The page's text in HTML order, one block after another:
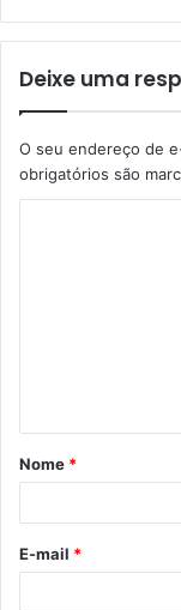
Deixe uma
O seu endereço de
obrigatórios são
Nome *
E-mail *